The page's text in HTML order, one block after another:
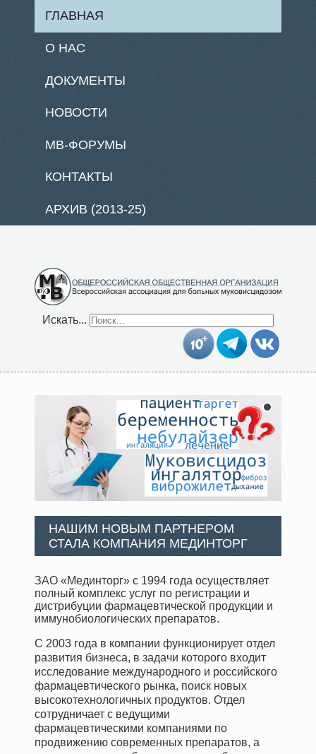
ГЛАВНАЯ
О НАС
ДОКУМЕНТЫ
НОВОСТИ
МВ-ФОРУМЫ
КОНТАКТЫ
АРХИВ (2013-25)
Искать...
НАШИМ НОВЫМ ПАРТНЕРОМ
СТАЛА КОМПАНИЯ МЕДИНТОРГ
ЗАО «Мединторг» с 1994 года осуществляет
полный комплекс услуг по регистрации и
дистрибуции фармацевтической продукции и
иммунобиологических препаратов.
С 2003 года в компании функционирует отдел
развития бизнеса, в задачи которого входит
исследование международного и российского
фармацевтического рынка, поиск новых
высокотехнологичных продуктов. Отдел
сотрудничает с ведущими
фармацевтическими компаниями по
продвижению современных препаратов, а